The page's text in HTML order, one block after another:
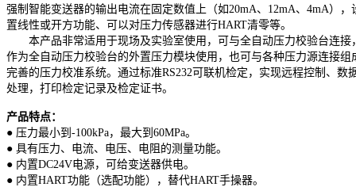
强制智能变送器的输出电流在固定数值上（如20mA、12mA、4mA），
置线性或开方功能、可以对压力传感器进行HART清零等。
本产品非常适用于现场及实验室使用，可与全自动压力校验台连接
作为全自动压力校验台的外置压力模块使用，也可与各种压力源连接组
完善的压力校准系统。通过标准RS232可联机检定，实现远程控制、数
处理，打印检定记录及检定证书。
产品特点：
● 压力最小到-100kPa，最大到60MPa。
● 具有压力、电流、电压、电阻的测量功能。
● 内置DC24V电源，可给变送器供电。
● 内置HART功能（选配功能），替代HART手操器。